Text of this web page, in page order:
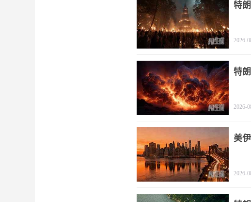
特
2026-
特
2026-
美
2026-